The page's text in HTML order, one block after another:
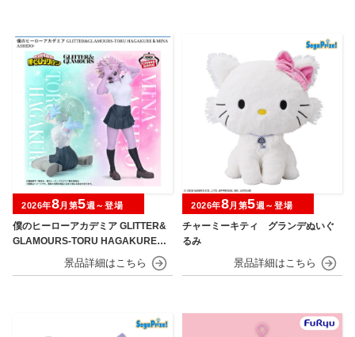
僕のヒーローアカデミア GLITTER&
GLAMOURS-TORU HAGAKURE＆
MINA ASHIDO-
2026年8月第5週～登場
チャーミーキティ グランデぬいぐ
るみ
2026年8月第5週～登場